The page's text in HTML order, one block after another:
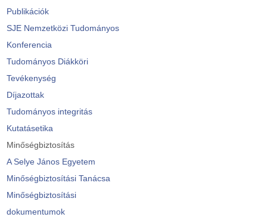
Publikációk
SJE Nemzetközi Tudományos
Konferencia
Tudományos Diákköri
Tevékenység
Díjazottak
Tudományos integritás
Kutatásetika
Minőségbiztosítás
A Selye János Egyetem
Minőségbiztosítási Tanácsa
Minőségbiztosítási
dokumentumok